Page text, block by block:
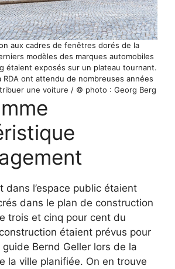
aux cadres de fenêtres dorés de la
modèles des marques automobiles
étaient exposés sur un plateau tournant.
RDA ont attendu de nombreuses années
une voiture / © photo : Georg Berg
dans l’espace public étaient
dans le plan de construction
trois et cinq pour cent du
étaient prévus pour
guide Bernd Geller lors de la
la ville planifiée. On en trouve